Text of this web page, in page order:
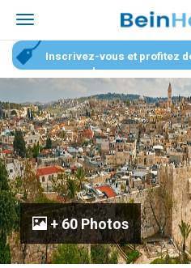
Inscrivez-vous et profitez
aux membres
+ 60 Photos